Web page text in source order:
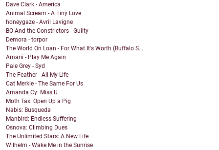
Dave Clark - America
Animal Scream - A Tiny Love
honeygaze - Avril Lavigne
BO And the Constrictors - Guilty
Demora - torpor
The World On Loan - For What It's Worth (Buffalo S...
Amarii - Play Me Again
Pale Grey - Syd
The Feather - All My Life
Cat Merkle - The Same For Us
Amanda Cy: Miss U
Moth Tax: Open Up a Pig
Nabis: Busqueda
Manbird: Endless Suffering
Osnova: Climbing Dues
The Unlimited Stars: A New Life
Wilhelm - Wake Me in the Sunrise